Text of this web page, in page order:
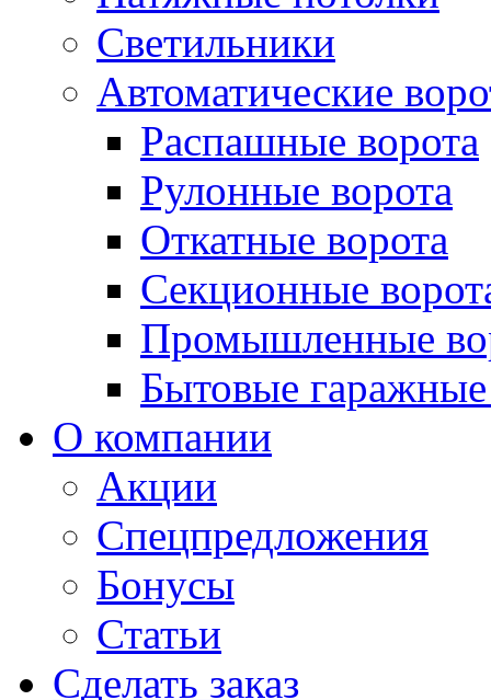
Светильники
Автоматические
Распашные ворота
Рулонные ворота
Откатные ворота
Секционные
Промышленные
Бытовые гаражные
О компании
Акции
Спецпредложения
Бонусы
Статьи
Сделать заказ